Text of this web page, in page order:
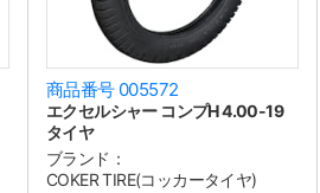
商品番号 005572
エクセルシャー コンプH 4.00-19
タイヤ
ブランド：
COKER TIRE(コッカータイヤ)